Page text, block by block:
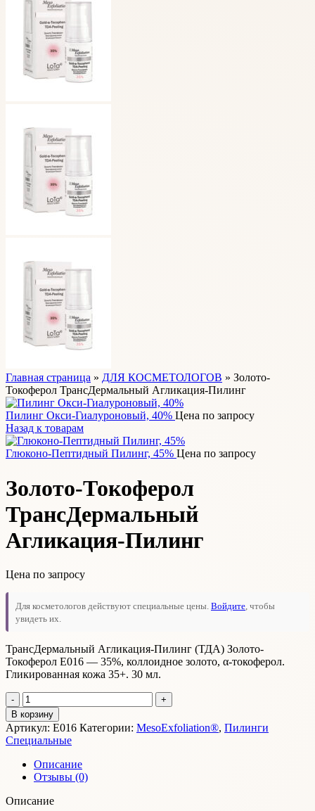
Главная страница » ДЛЯ КОСМЕТОЛОГОВ » Золото-
Токоферол ТрансДермальный Агликация-Пилинг
Пилинг Окси-Гиалуроновый, 40% Цена по запросу
Назад к товарам
Глюконо-Пептидный Пилинг, 45% Цена по запросу
Золото-Токоферол
ТрансДермальный
Агликация-Пилинг
Цена по запросу
Для косметологов действуют специальные цены. Войдите, чтобы
увидеть их.
ТрансДермальный Агликация-Пилинг (ТДА) Золото-
Токоферол E016 — 35%, коллоидное золото, α-токоферол.
Гликированная кожа 35+. 30 мл.
Количество
товара
Золото-
Токоферол
ТрансДермальный
Агликация-
Пилинг
В корзину
Артикул: Е016 Категории: MesoExfoliation®, Пилинги
Специальные
Описание
Отзывы (0)
Описание